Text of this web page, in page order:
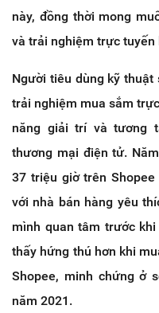
này, đồng thời mong
và trải nghiệm trực tuyến
Người tiêu dùng kỹ
trải nghiệm mua sắm
năng giải trí và tương
thương mại điện tử.
37 triệu giờ trên
với nhà bán hàng yêu
mình quan tâm trước
thấy hứng thú hơn khi
Shopee, minh chứng ở
năm 2021.